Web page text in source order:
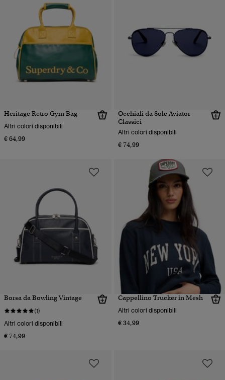
Heritage Retro Gym Bag
Altri colori disponibili
€ 64,99
Occhiali da Sole Aviator
Classici
Altri colori disponibili
€ 74,99
Borsa da Bowling Vintage
(1)
Altri colori disponibili
€ 74,99
Cappellino Trucker in Mesh
Altri colori disponibili
€ 34,99